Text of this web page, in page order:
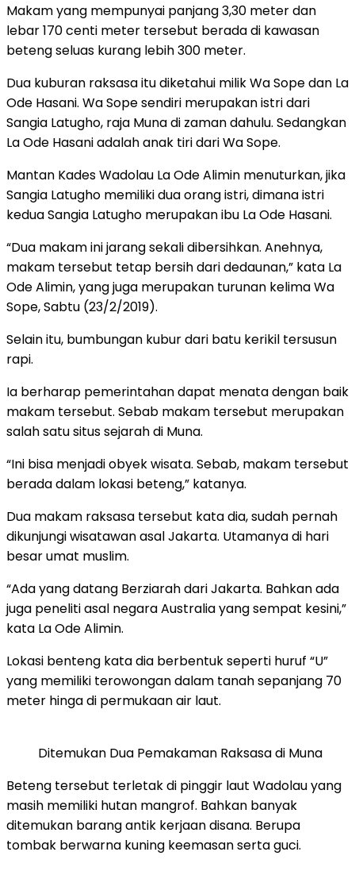
Makam yang mempunyai panjang 3,30 meter dan
lebar 170 centi meter tersebut berada di kawasan
beteng seluas kurang lebih 300 meter.
Dua kuburan raksasa itu diketahui milik Wa Sope dan La
Ode Hasani. Wa Sope sendiri merupakan istri dari
Sangia Latugho, raja Muna di zaman dahulu. Sedangkan
La Ode Hasani adalah anak tiri dari Wa Sope.
Mantan Kades Wadolau La Ode Alimin menuturkan, jika
Sangia Latugho memiliki dua orang istri, dimana istri
kedua Sangia Latugho merupakan ibu La Ode Hasani.
“Dua makam ini jarang sekali dibersihkan. Anehnya,
makam tersebut tetap bersih dari dedaunan,” kata La
Ode Alimin, yang juga merupakan turunan kelima Wa
Sope, Sabtu (23/2/2019).
Selain itu, bumbungan kubur dari batu kerikil tersusun
rapi.
Ia berharap pemerintahan dapat menata dengan baik
makam tersebut. Sebab makam tersebut merupakan
salah satu situs sejarah di Muna.
“Ini bisa menjadi obyek wisata. Sebab, makam tersebut
berada dalam lokasi beteng,” katanya.
Dua makam raksasa tersebut kata dia, sudah pernah
dikunjungi wisatawan asal Jakarta. Utamanya di hari
besar umat muslim.
“Ada yang datang Berziarah dari Jakarta. Bahkan ada
juga peneliti asal negara Australia yang sempat kesini,”
kata La Ode Alimin.
Lokasi benteng kata dia berbentuk seperti huruf “U”
yang memiliki terowongan dalam tanah sepanjang 70
meter hinga di permukaan air laut.
Ditemukan Dua Pemakaman Raksasa di Muna
Beteng tersebut terletak di pinggir laut Wadolau yang
masih memiliki hutan mangrof. Bahkan banyak
ditemukan barang antik kerjaan disana. Berupa
tombak berwarna kuning keemasan serta guci.